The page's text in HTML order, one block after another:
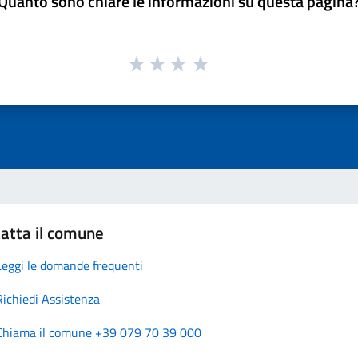
il comune
le domande frequenti
Assistenza
il comune +39 079 70 39 000